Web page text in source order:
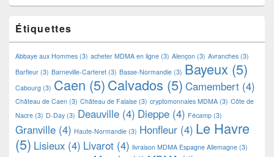
Étiquettes
Abbaye aux Hommes (3) acheter MDMA en ligne (3) Alençon (3) Avranches (3)
Barfleur (3) Barneville-Carteret (3) Basse-Normandie (3) Bayeux (5)
Cabourg (3) Caen (5)Calvados (5) Camembert (4)
Château de Caen (3) Château de Falaise (3) cryptomonnaies MDMA (3) Côte de
Nacre (3) D-Day (3) Deauville (4) Dieppe (4) Fécamp (3)
Granville (4) Haute-Normandie (3) Honfleur (4) Le Havre
(5) Lisieux (4) Livarot (4) livraison MDMA Espagne Allemagne (3)